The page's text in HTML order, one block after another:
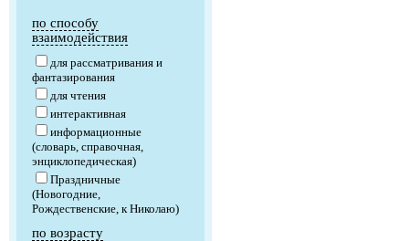
по способу
взаимодействия
для рассматривания и
фантазирования
для чтения
интерактивная
информационные
(словарь, справочная,
энциклопедическая)
Праздничные
(Новогодние,
Рождественские, к Николаю)
по возрасту